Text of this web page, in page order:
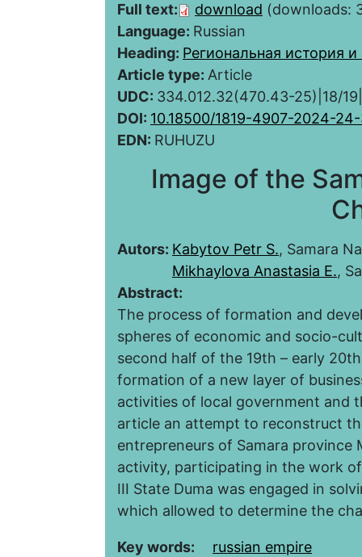
Full text: download (downloads:
Language: Russian
Heading: Региональная история
Article type: Article
UDC: 334.012.32(470.43-25)|18/
DOI: 10.18500/1819-4907-2024-
EDN: RUHUZU
Image of the
Autors: Kabytov Petr S., Samara
Mikhaylova Anastasia E.,
Abstract:
The process of formation and
spheres of economic and socio-
second half of the 19th – early
formation of a new layer of
activities of local government and
article an attempt to reconstruct
entrepreneurs of Samara province
activity, participating in the work
III State Duma was engaged in
which allowed to determine the
Key words:
russian empire